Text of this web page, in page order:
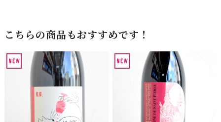
こちらの商品もおすすめです！